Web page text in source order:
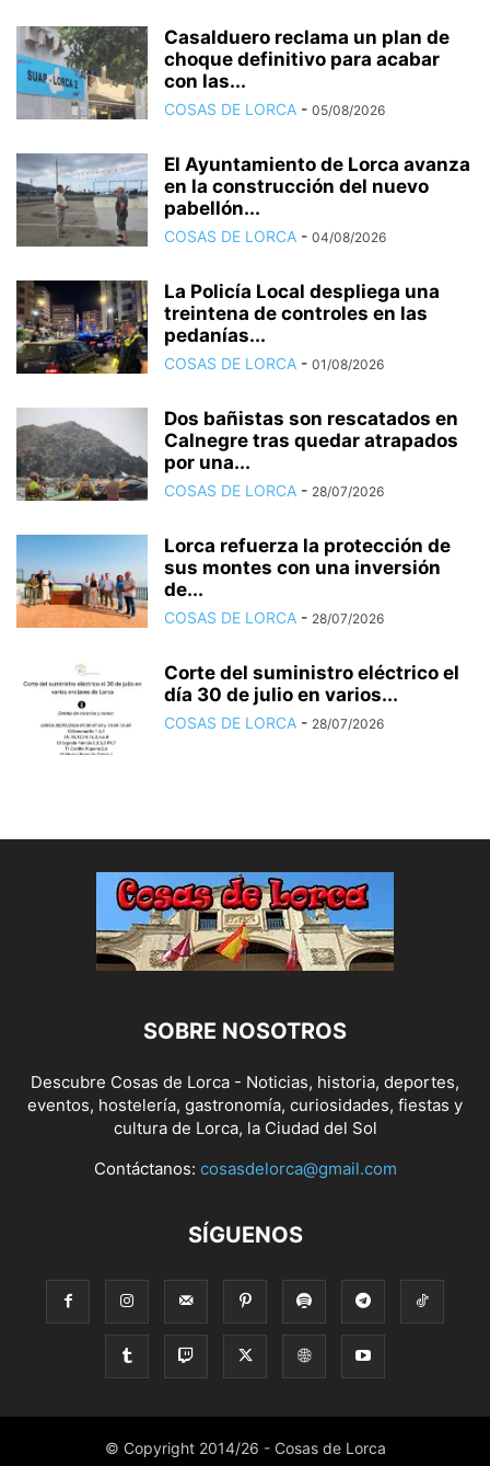
Casalduero reclama un plan de
choque definitivo para acabar
con las...
COSAS DE LORCA - 05/08/2026
El Ayuntamiento de Lorca avanza
en la construcción del nuevo
pabellón...
COSAS DE LORCA - 04/08/2026
La Policía Local despliega una
treintena de controles en las
pedanías...
COSAS DE LORCA - 01/08/2026
Dos bañistas son rescatados en
Calnegre tras quedar atrapados
por una...
COSAS DE LORCA - 28/07/2026
Lorca refuerza la protección de
sus montes con una inversión
de...
COSAS DE LORCA - 28/07/2026
Corte del suministro eléctrico el
día 30 de julio en varios...
COSAS DE LORCA - 28/07/2026
SOBRE NOSOTROS
Descubre Cosas de Lorca - Noticias, historia, deportes,
eventos, hostelería, gastronomía, curiosidades, fiestas y
cultura de Lorca, la Ciudad del Sol
Contáctanos: cosasdelorca@gmail.com
SÍGUENOS
© Copyright 2014/26 - Cosas de Lorca